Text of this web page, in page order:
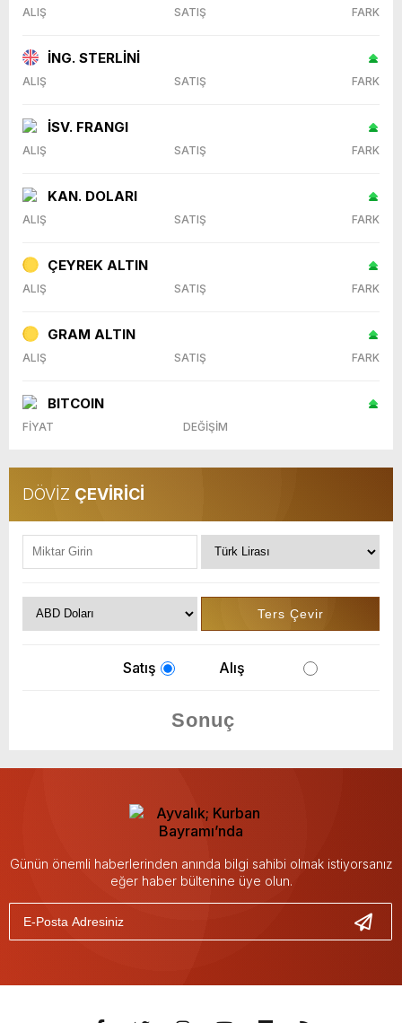
ALIŞ SATIŞ FARK
İNG. STERLİNİ
ALIŞ SATIŞ FARK
İSV. FRANGI
ALIŞ SATIŞ FARK
KAN. DOLARI
ALIŞ SATIŞ FARK
ÇEYREK ALTIN
ALIŞ SATIŞ FARK
GRAM ALTIN
ALIŞ SATIŞ FARK
BITCOIN
FİYAT DEĞİŞİM
DÖVİZ ÇEVİRİCİ
Satış Alış
Günün önemli haberlerinden anında bilgi sahibi olmak istiyorsanız
eğer haber bültenine üye olun.